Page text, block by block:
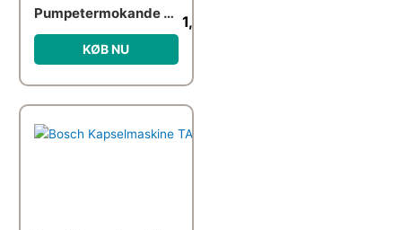
Pumpetermokande til Bonamat TH10 2,2L 1,375.00
KØB NU